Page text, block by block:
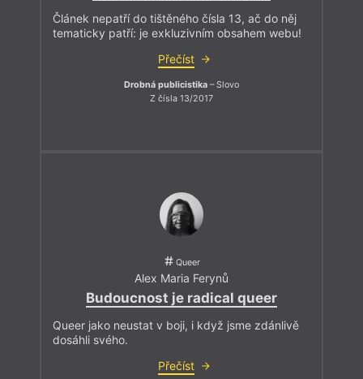
Článek nepatří do tištěného čísla 13, ač do něj
tematicky patří: je exkluzivním obsahem webu!
Přečíst
Drobná publicistika – Slovo
Z čísla 13/2017
Queer
Alex Maria Ferynů
Budoucnost je radical queer
Queer jako neustat v boji, i když jsme zdánlivě
dosáhli svého.
Přečíst